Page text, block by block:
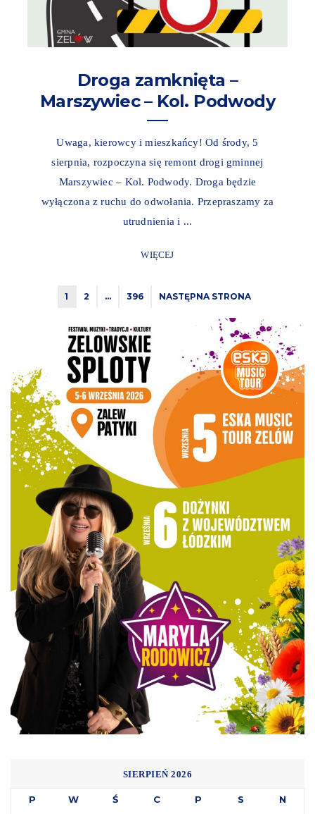
Droga zamknięta –
Marszywiec – Kol. Podwody
Uwaga, kierowcy i mieszkańcy! Od środy, 5
sierpnia, rozpoczyna się remont drogi gminnej
Marszywiec – Kol. Podwody. Droga będzie
wyłączona z ruchu do odwołania. Przepraszamy za
utrudnienia i ...
WIĘCEJ
1 2 … 396 NASTĘPNA STRONA
SIERPIEŃ 2026
P W Ś C P S
N